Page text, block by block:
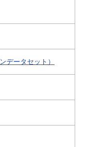
データセット）